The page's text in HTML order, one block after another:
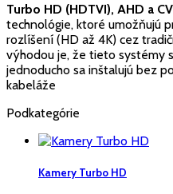
Turbo HD (HDTVI), AHD a
technológie, ktoré umožňujú
rozlíšení (HD až 4K) cez
výhodou je, že tieto systémy
jednoducho sa inštalujú bez
kabeláže
Podkategórie
Kamery Turbo HD